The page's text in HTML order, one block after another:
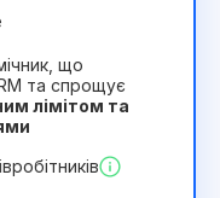
що
та спрощує
лімітом та